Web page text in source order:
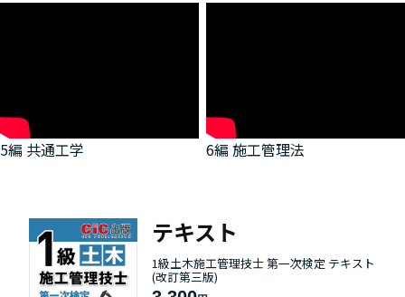
5編 共通工学 6編 施工管理法
テキスト
1級土木施工管理技士 第一次検定 テキスト
(改訂第三版)